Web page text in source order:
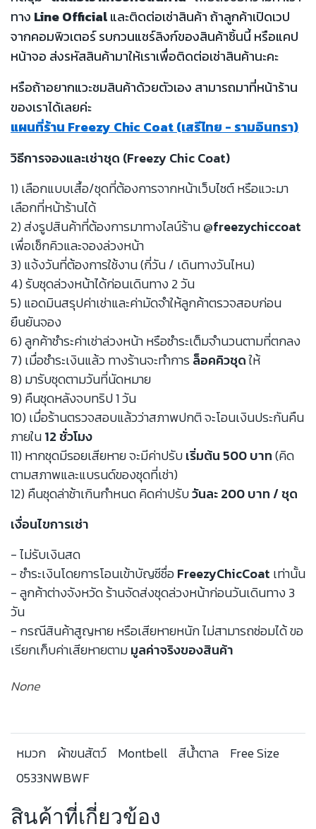
ทาง Line Officialและติดต่อเช่าสินค้า ถ้าลูกค้าเปิดเวป
จากคอมพิวเตอร์ รบกวนแชร์ลิงก์ของสินค้าชิ้นนี้ หรือแคป
หน้าจอ ส่งรหัสสินค้ามาให้เราเพื่อติดต่อเช่าสินค้านะคะ
หรือถ้าอยากแวะชมสินค้าด้วยตัวเอง สามารถมาที่หน้าร้าน
ของเราได้เลยค่ะ
แผนที่ร้าน Freezy Chic Coat (เสรีไทย - รามอินทรา)
วิธีการจองและเช่าชุด (Freezy Chic Coat)
1) เลือกแบบเสื้อ/ชุดที่ต้องการจากหน้าเว็บไซต์ หรือแวะมา
เลือกที่หน้าร้านได้
2) ส่งรูปสินค้าที่ต้องการมาทางไลน์ร้าน@freezychiccoat
เพื่อเช็กคิวและจองล่วงหน้า
3) แจ้งวันที่ต้องการใช้งาน (กี่วัน / เดินทางวันไหน)
4) รับชุดล่วงหน้าได้ก่อนเดินทาง 2 วัน
5) แอดมินสรุปค่าเช่าและค่ามัดจำให้ลูกค้าตรวจสอบก่อน
ยืนยันจอง
6) ลูกค้าชำระค่าเช่าล่วงหน้า หรือชำระเต็มจำนวนตามที่ตกลง
7) เมื่อชำระเงินแล้ว ทางร้านจะทำการล็อคคิวชุดให้
8) มารับชุดตามวันที่นัดหมาย
9) คืนชุดหลังจบทริป 1 วัน
10) เมื่อร้านตรวจสอบแล้วว่าสภาพปกติ จะโอนเงินประกันคืน
ภายใน12 ชั่วโมง
11) หากชุดมีรอยเสียหาย จะมีค่าปรับเริ่มต้น 500 บาท(คิด
ตามสภาพและแบรนด์ของชุดที่เช่า)
12) คืนชุดล่าช้าเกินกำหนด คิดค่าปรับวันละ 200 บาท / ชุด
เงื่อนไขการเช่า
- ไม่รับเงินสด
- ชำระเงินโดยการโอนเข้าบัญชีชื่อFreezyChicCoat เท่านั้น
- ลูกค้าต่างจังหวัด ร้านจัดส่งชุดล่วงหน้าก่อนวันเดินทาง 3
วัน
- กรณีสินค้าสูญหาย หรือเสียหายหนัก ไม่สามารถซ่อมได้ ขอ
เรียกเก็บค่าเสียหายตามมูลค่าจริงของสินค้า
None
หมวก ผ้าขนสัตว์ Montbell สีน้ำตาล
Free Size
0533NWBWF
สินค้าที่เกี่ยวข้อง